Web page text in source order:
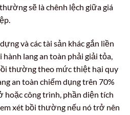
sẽ là chênh lệch giữa giá
và các tài sản khác gắn liền
lang an toàn phải giải tỏa,
thường theo mức thiệt hại quy
an toàn chiếm dụng trên 70%
hoặc công trình, phần diện tích
xét bồi thường nếu nó trở nên